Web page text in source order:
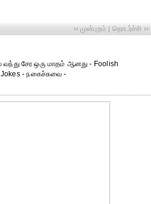
‹‹ முன்புறம் | தொடர்ச்சி ››
வந்து சேர ஒரு மாதம் ஆனது - Foolish
Jokes - நகைச்சுவை -